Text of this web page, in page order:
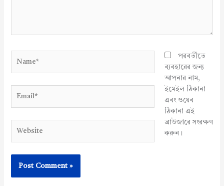
পরবর্তীতে
ব্যবহারের জন্য
আপনার নাম,
ইমেইল ঠিকানা
এবং ওয়েব
ঠিকানা এই
ব্রাউজারে সংরক্ষণ
করুন।